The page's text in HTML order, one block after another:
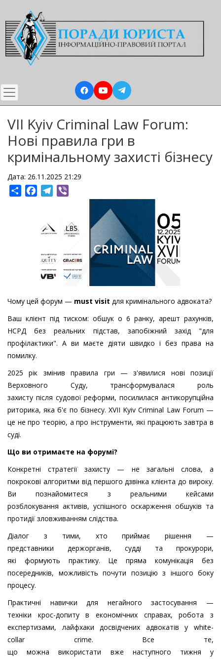
до
основного
вмісту
VII Kyiv Criminal Law Forum:
Нові правила гри в
кримінальному захисті бізнесу
Дата: 26.11.2025 21:29
ShareFacebookTelegram
Чому цей форум — must visit для кримінального адвоката?
Ваш клієнт під тиском: обшук о 6 ранку, арешт рахунків,
НСРД без реальних підстав, запобіжний захід "для
профілактики". А ви маєте діяти швидко і без права на
помилку.
2025 рік змінив правила гри — з'явилися нові позиції
Верховного Суду, трансформувалася роль
захисту після судової реформи, посилилася антикорупційна
риторика, яка б'є по бізнесу. XVII Kyiv Criminal Law Forum —
це не про теорію, а про інструменти, які працюють завтра в
суді.
Що ви отримаєте на форумі?
Конкретні стратегії захисту — не загальні слова, а
покрокові алгоритми від першого дзвінка клієнта до вироку.
Ви познайомитеся з реальними кейсами
розблокування активів, успішного оскарження обшуків та
протидії зловживанням слідства.
Діалог з тими, хто приймає рішення —
представники держорганів, судді та прокурори,
які формують практику. Це пряма комунікація без
посередників, можливість почути позицію з іншого боку
процесу.
Практичні навички для негайного застосування —
техніки крос-допиту в економічних справах, робота з
експертизами, лайфхаки досвідчених адвокатів у white-
collar crime. Все те,
що можна використати вже наступного тижня у